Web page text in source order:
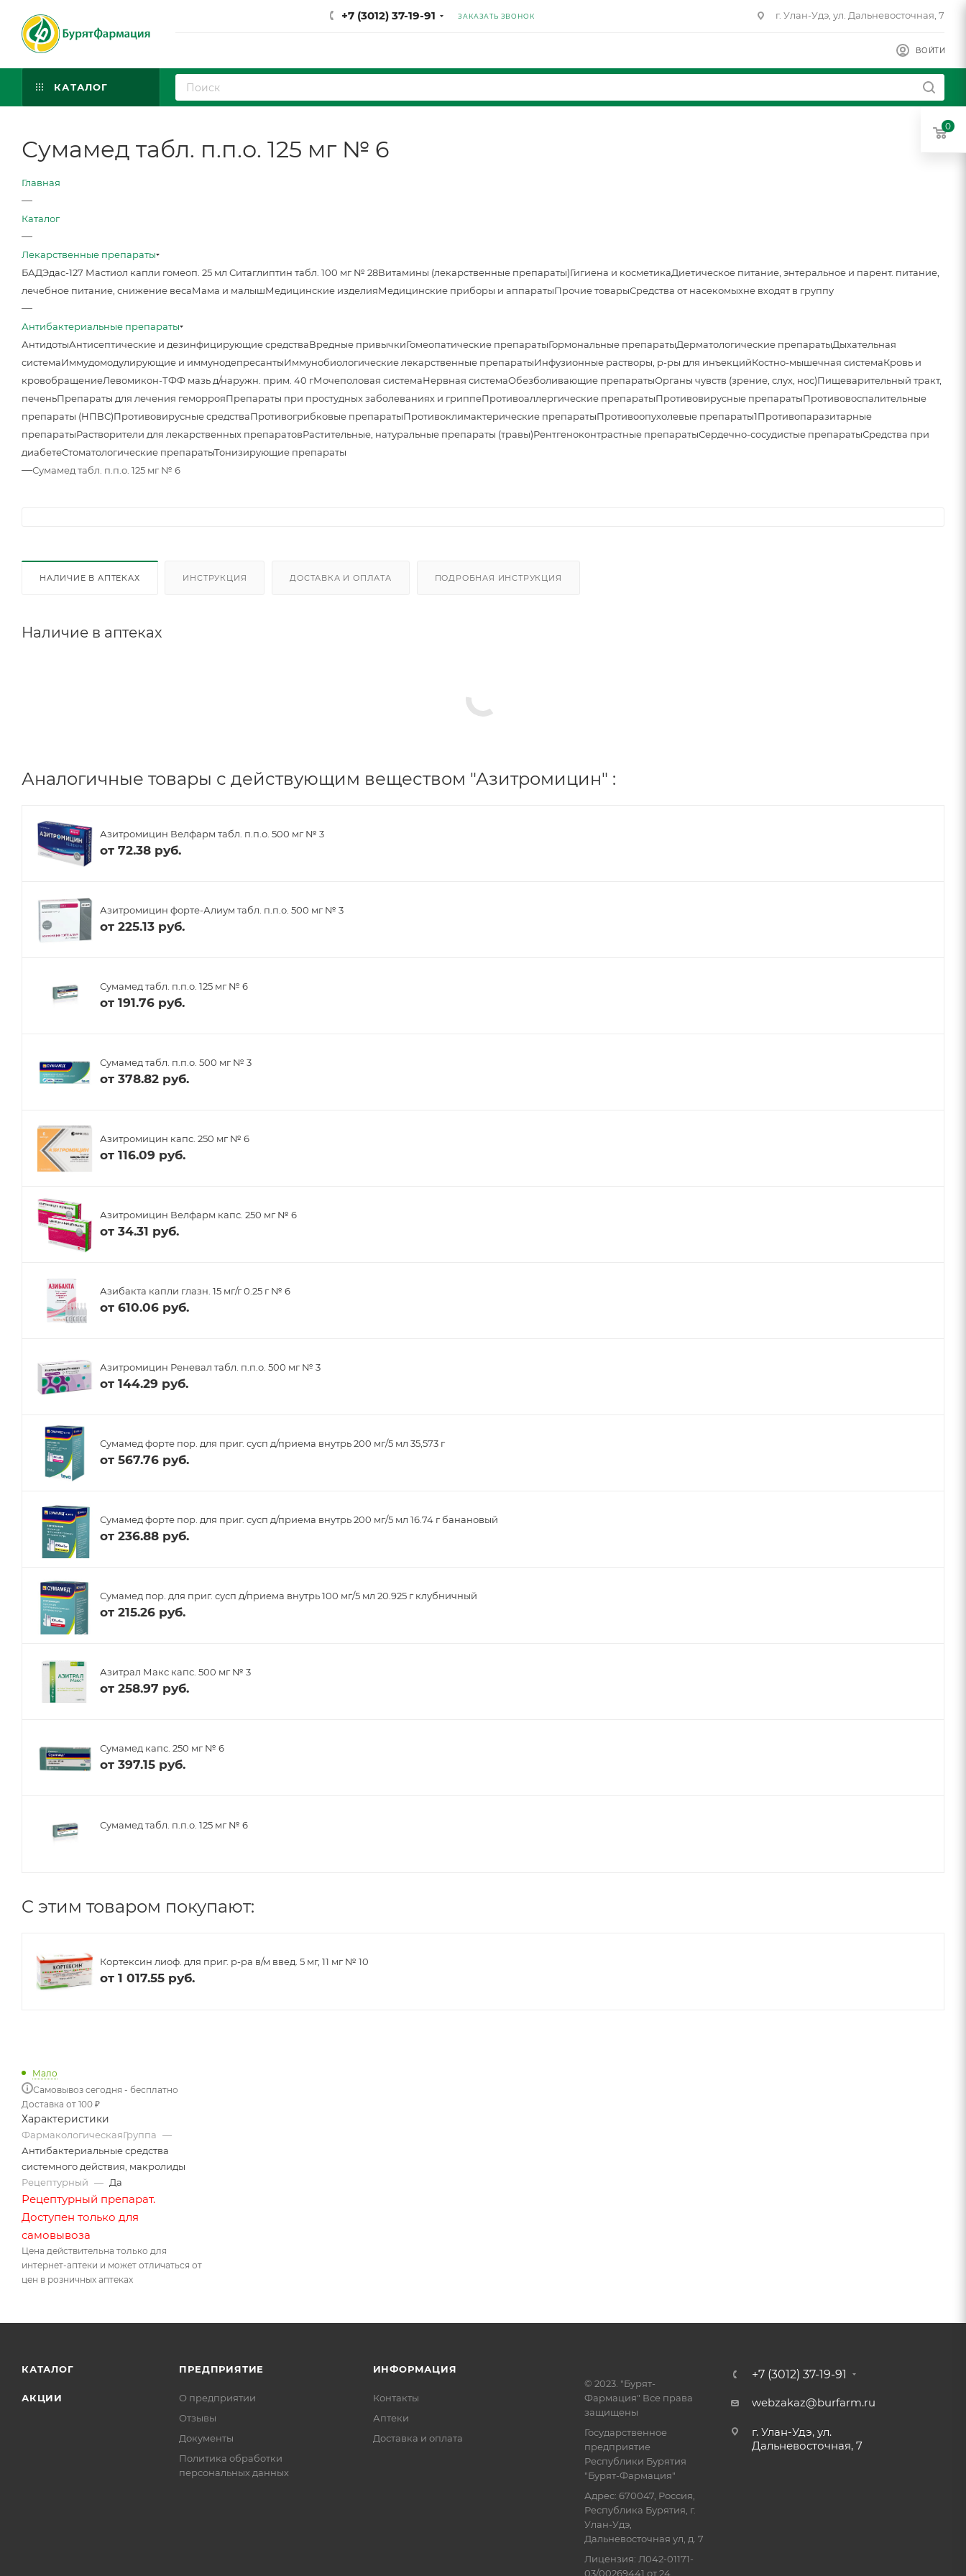
+7 (3012) 37-19-91 ЗАКАЗАТЬ ЗВОНОК г. Улан-Удэ, ул. Дальневосточная, 7
ВОЙТИ
КАТАЛОГ
Сумамед табл. п.п.о. 125 мг № 6
Главная
—
Каталог
—
Лекарственные препараты
БАДЭдас-127 Мастиол капли гомеоп. 25 мл Ситаглиптин табл. 100 мг № 28Витамины (лекарственные препараты)Гигиена и косметикаДиетическое питание, энтеральное и парент. питание,
лечебное питание, снижение весаМама и малышМедицинские изделияМедицинские приборы и аппаратыПрочие товарыСредства от насекомыхне входят в группу
—
Антибактериальные препараты
АнтидотыАнтисептические и дезинфицирующие средстваВредные привычкиГомеопатические препаратыГормональные препаратыДерматологические препаратыДыхательная
системаИммудомодулирующие и иммунодепресантыИммунобиологические лекарственные препаратыИнфузионные растворы, р-ры для инъекцийКостно-мышечная системаКровь и
кровобращениеЛевомикон-ТФФ мазь д/наружн. прим. 40 гМочеполовая системаНервная системаОбезболивающие препаратыОрганы чувств (зрение, слух, нос)Пищеварительный тракт,
печеньПрепараты для лечения геморрояПрепараты при простудных заболеваниях и гриппеПротивоаллергические препаратыПротивовирусные препаратыПротивовоспалительные
препараты (НПВС)Противовирусные средстваПротивогрибковые препаратыПротивоклимактерические препаратыПротивоопухолевые препараты1Противопаразитарные
препаратыРастворители для лекарственных препаратовРастительные, натуральные препараты (травы)Рентгеноконтрастные препаратыСердечно-сосудистые препаратыСредства при
диабетеСтоматологические препаратыТонизирующие препараты
—Сумамед табл. п.п.о. 125 мг № 6
НАЛИЧИЕ В АПТЕКАХ ИНСТРУКЦИЯ ДОСТАВКА И ОПЛАТА ПОДРОБНАЯ ИНСТРУКЦИЯ
Наличие в аптеках
Аналогичные товары с действующим веществом "Азитромицин" :
Азитромицин Велфарм табл. п.п.о. 500 мг № 3
от 72.38 руб.
Азитромицин форте-Алиум табл. п.п.о. 500 мг № 3
от 225.13 руб.
Сумамед табл. п.п.о. 125 мг № 6
от 191.76 руб.
Сумамед табл. п.п.о. 500 мг № 3
от 378.82 руб.
Азитромицин капс. 250 мг № 6
от 116.09 руб.
Азитромицин Велфарм капс. 250 мг № 6
от 34.31 руб.
Азибакта капли глазн. 15 мг/г 0.25 г № 6
от 610.06 руб.
Азитромицин Реневал табл. п.п.о. 500 мг № 3
от 144.29 руб.
Сумамед форте пор. для приг. сусп д/приема внутрь 200 мг/5 мл 35,573 г
от 567.76 руб.
Сумамед форте пор. для приг. сусп д/приема внутрь 200 мг/5 мл 16.74 г банановый
от 236.88 руб.
Сумамед пор. для приг. сусп д/приема внутрь 100 мг/5 мл 20.925 г клубничный
от 215.26 руб.
Азитрал Макс капс. 500 мг № 3
от 258.97 руб.
Сумамед капс. 250 мг № 6
от 397.15 руб.
Сумамед табл. п.п.о. 125 мг № 6
C этим товаром покупают:
Кортексин лиоф. для приг. р-ра в/м введ. 5 мг, 11 мг № 10
от 1 017.55 руб.
Мало
Самовывоз сегодня - бесплатно
Доставка от 100 ₽
Характеристики
ФармакологическаяГруппа —
Антибактериальные средства
системного действия, макролиды
Рецептурный — Да
Рецептурный препарат.
Доступен только для
самовывоза
Цена действительна только для
интернет-аптеки и может отличаться от
цен в розничных аптеках
КАТАЛОГ
АКЦИИ
ПРЕДПРИЯТИЕ
О предприятии
Отзывы
Документы
Политика обработки
персональных данных
ИНФОРМАЦИЯ
Контакты
Аптеки
Доставка и оплата
© 2023. "Бурят-
Фармация" Все права
защищены
Государственное
предприятие
Республики Бурятия
"Бурят-Фармация"
Адрес: 670047, Россия,
Республика Бурятия, г.
Улан-Удэ,
Дальневосточная ул, д. 7
Лицензия: Л042-01171-
03/00269441 от 24
+7 (3012) 37-19-91
webzakaz@burfarm.ru
г. Улан-Удэ, ул.
Дальневосточная, 7
0